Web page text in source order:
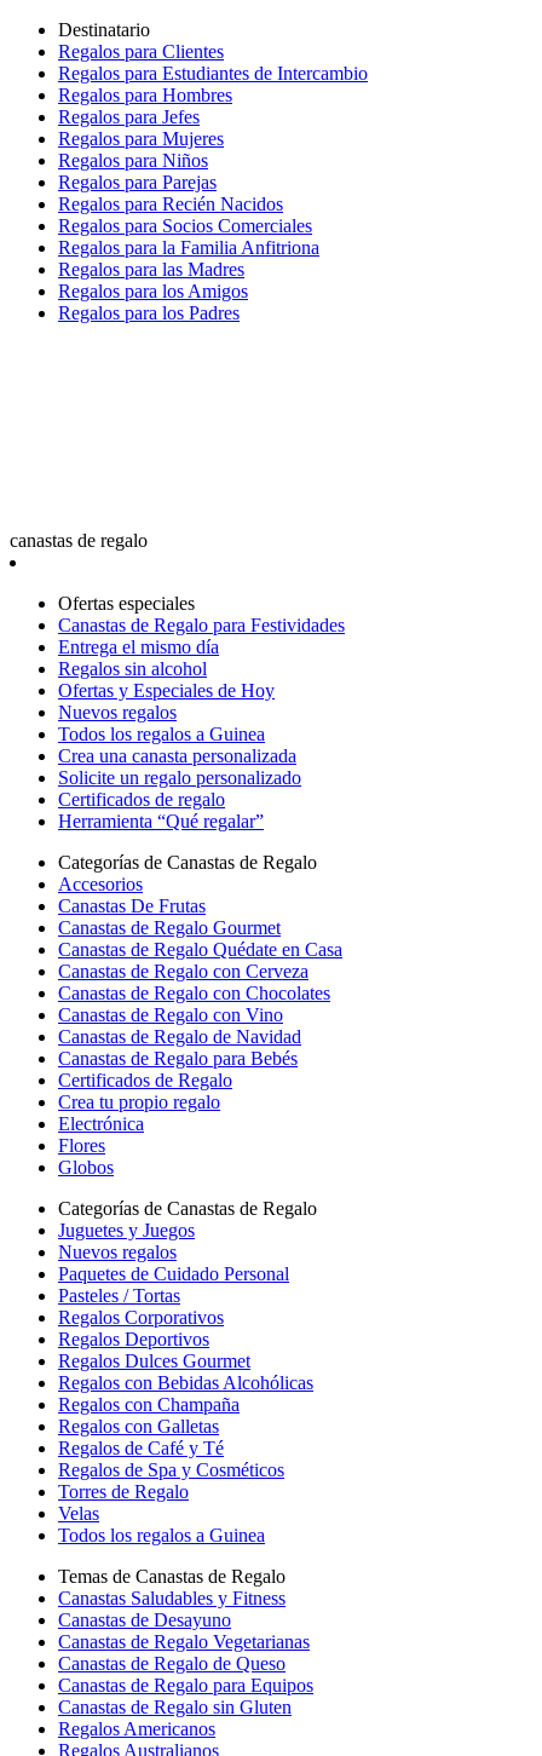
Destinatario
Regalos para Clientes
Regalos para Estudiantes de Intercambio
Regalos para Hombres
Regalos para Jefes
Regalos para Mujeres
Regalos para Niños
Regalos para Parejas
Regalos para Recién Nacidos
Regalos para Socios Comerciales
Regalos para la Familia Anfitriona
Regalos para las Madres
Regalos para los Amigos
Regalos para los Padres
canastas de regalo
Ofertas especiales
Canastas de Regalo para Festividades
Entrega el mismo día
Regalos sin alcohol
Ofertas y Especiales de Hoy
Nuevos regalos
Todos los regalos a Guinea
Crea una canasta personalizada
Solicite un regalo personalizado
Certificados de regalo
Herramienta “Qué regalar”
Categorías de Canastas de Regalo
Accesorios
Canastas De Frutas
Canastas de Regalo Gourmet
Canastas de Regalo Quédate en Casa
Canastas de Regalo con Cerveza
Canastas de Regalo con Chocolates
Canastas de Regalo con Vino
Canastas de Regalo de Navidad
Canastas de Regalo para Bebés
Certificados de Regalo
Crea tu propio regalo
Electrónica
Flores
Globos
Categorías de Canastas de Regalo
Juguetes y Juegos
Nuevos regalos
Paquetes de Cuidado Personal
Pasteles / Tortas
Regalos Corporativos
Regalos Deportivos
Regalos Dulces Gourmet
Regalos con Bebidas Alcohólicas
Regalos con Champaña
Regalos con Galletas
Regalos de Café y Té
Regalos de Spa y Cosméticos
Torres de Regalo
Velas
Todos los regalos a Guinea
Temas de Canastas de Regalo
Canastas Saludables y Fitness
Canastas de Desayuno
Canastas de Regalo Vegetarianas
Canastas de Regalo de Queso
Canastas de Regalo para Equipos
Canastas de Regalo sin Gluten
Regalos Americanos
Regalos Australianos